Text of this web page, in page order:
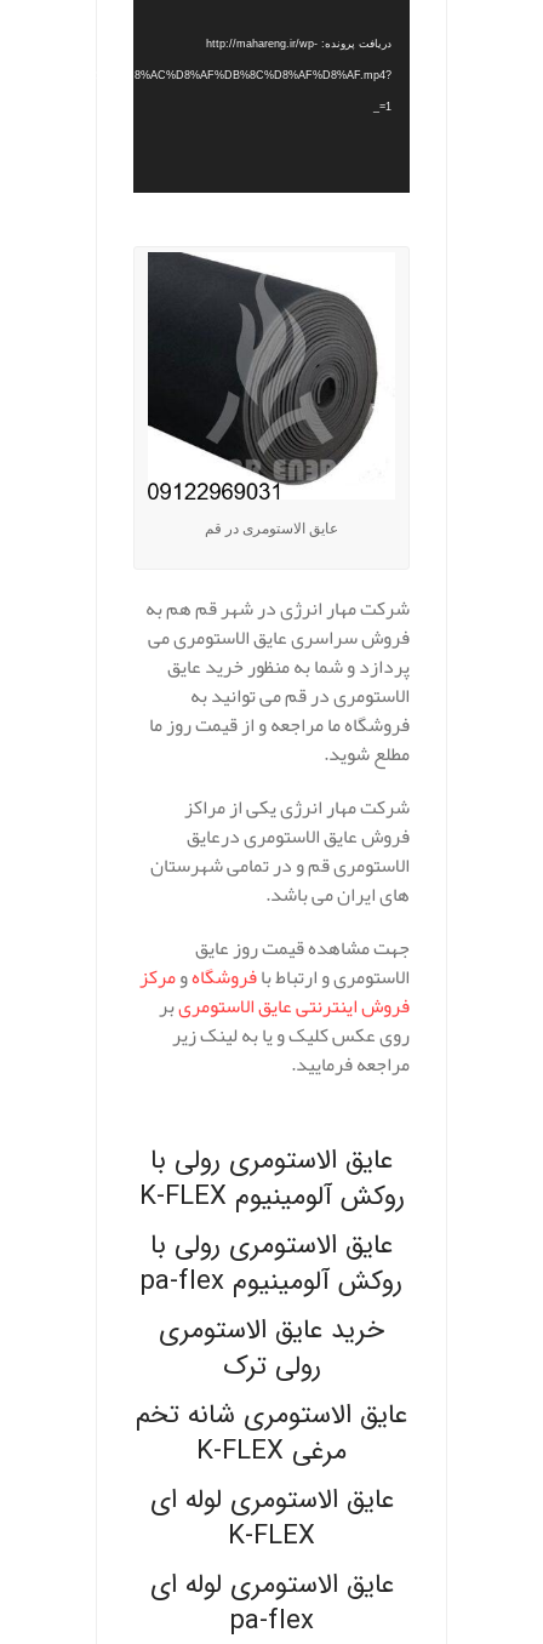
دریافت پرونده: http://mahareng.ir/wp-
uploads/2022/12/%D8%AC%D8%AF%DB%8C%D8%AF%D8%AF.mp4?
_=1
عایق الاستومری در قم
شرکت مهار انرژی در شهر قم هم به
فروش سراسری عایق الاستومری می
پردازد و شما به منظور خرید عایق
الاستومری در قم می توانید به
فروشگاه ما مراجعه و از قیمت روز ما
مطلع شوید.
شرکت مهار انرژی یکی از مراکز
فروش عایق الاستومری درعایق
الاستومری قم و در تمامی شهرستان
های ایران می باشد.
جهت مشاهده قیمت روز عایق
الاستومری و ارتباط بافروشگاهومرکز
فروش اینترنتی عایق الاستومریبر
روی عکس کلیک و یا به لینک زیر
مراجعه فرمایید.
عایق الاستومری رولی با
روکش آلومینیوم K-FLEX
عایق الاستومری رولی با
روکش آلومینیوم pa-flex
خرید عایق الاستومری
رولی ترک
عایق الاستومری شانه تخم
مرغی K-FLEX
عایق الاستومری لوله ای
K-FLEX
عایق الاستومری لوله ای
pa-flex